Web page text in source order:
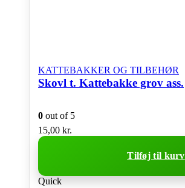
KATTEBAKKER OG TILBEHØR
Skovl t. Kattebakke grov ass.
0 out of 5
15,00 kr.
Tilføj til kurv
Quick